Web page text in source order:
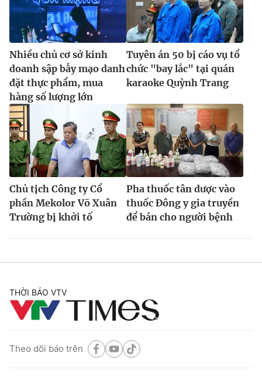
Nhiều chủ cơ sở kinh
doanh sập bẫy mạo danh
đặt thực phẩm, mua
hàng số lượng lớn
Tuyên án 50 bị cáo vụ tổ
chức "bay lắc" tại quán
karaoke Quỳnh Trang
Chủ tịch Công ty Cổ
phần Mekolor Võ Xuân
Trường bị khởi tố
Pha thuốc tân dược vào
thuốc Đông y gia truyền
để bán cho người bệnh
THỜI BÁO VTV
Theo dõi báo trên